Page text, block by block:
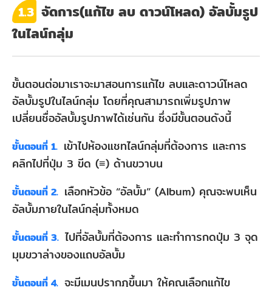
1.3 จัดการ(แก้ไข ลบ ดาวน์โหลด) อัลบั้มรูป
ในไลน์กลุ่ม
ขั้นตอนต่อมาเราจะมาสอนการแก้ไข ลบและดาวน์โหลด
อัลบั้มรูปในไลน์กลุ่ม โดยที่คุณสามารถเพิ่มรูปภาพ
เปลี่ยนชื่ออัลบั้มรูปภาพได้เช่นกัน ซึ่งมีขั้นตอนดังนี้
ขั้นตอนที่ 1. เข้าไปห้องแชทไลน์กลุ่มที่ต้องการ และการ
คลิกไปที่ปุ่ม 3 ขีด (≡) ด้านขวาบน
ขั้นตอนที่ 2. เลือกหัวข้อ “อัลบั้ม” (Album) คุณจะพบเห็น
อัลบั้มภายในไลน์กลุ่มทั้งหมด
ขั้นตอนที่ 3. ไปที่อัลบั้มที่ต้องการ และทำการกดปุ่ม 3 จุด
มุมขวาล่างของแถบอัลบั้ม
ขั้นตอนที่ 4. จะมีเมนูปรากฏขึ้นมา ให้คุณเลือกแก้ไข